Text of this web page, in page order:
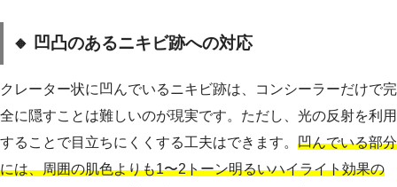
🔸 凹凸のあるニキビ跡への対応
クレーター状に凹んでいるニキビ跡は、コンシーラーだけで完
全に隠すことは難しいのが現実です。ただし、光の反射を利用
することで目立ちにくくする工夫はできます。 凹んでいる部分
には、周囲の肌色よりも1〜2トーン明るいハイライト効果の